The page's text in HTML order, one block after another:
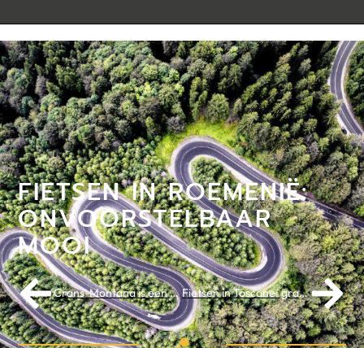
FIETSEN IN ROEMENIË:
ONVOORSTELBAAR
MOOI
Crans-Montana is een fietsparadijs Fietsen in Toscane: gravel en meer